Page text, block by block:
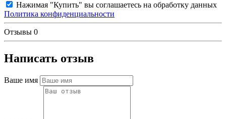
Нажимая "Купить" вы соглашаетесь на обработку данных
Политика конфиденциальности
Отзывы 0
Написать отзыв
Ваше имя